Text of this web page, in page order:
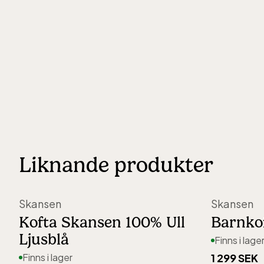
Liknande produkter
Skansen
Kofta Skansen 100% Ull
Ljusblå
Finns i lager
Skansen
Finns i lager
1 299 SEK